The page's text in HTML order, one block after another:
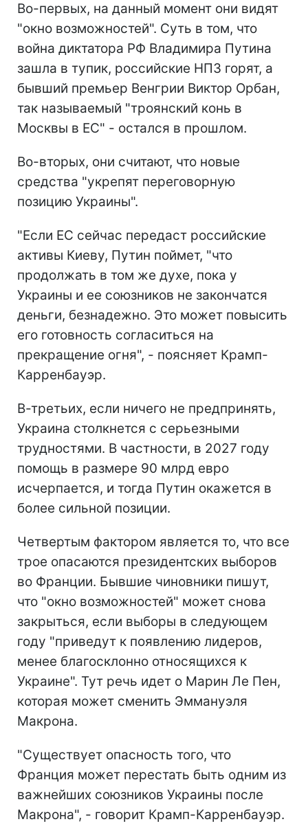
Во-первых, на данный момент они видят
"окно возможностей". Суть в том, что
война диктатора РФ Владимира Путина
зашла в тупик, российские НПЗ горят, а
бывший премьер Венгрии Виктор Орбан,
так называемый "троянский конь в
Москвы в ЕС" - остался в прошлом.
Во-вторых, они считают, что новые
средства "укрепят переговорную
позицию Украины".
"Если ЕС сейчас передаст российские
активы Киеву, Путин поймет, "что
продолжать в том же духе, пока у
Украины и ее союзников не закончатся
деньги, безнадежно. Это может повысить
его готовность согласиться на
прекращение огня", - поясняет Крамп-
Карренбауэр.
В-третьих, если ничего не предпринять,
Украина столкнется с серьезными
трудностями. В частности, в 2027 году
помощь в размере 90 млрд евро
исчерпается, и тогда Путин окажется в
более сильной позиции.
Четвертым фактором является то, что все
трое опасаются президентских выборов
во Франции. Бывшие чиновники пишут,
что "окно возможностей" может снова
закрыться, если выборы в следующем
году "приведут к появлению лидеров,
менее благосклонно относящихся к
Украине". Тут речь идет о Марин Ле Пен,
которая может сменить Эммануэля
Макрона.
"Существует опасность того, что
Франция может перестать быть одним из
важнейших союзников Украины после
Макрона", - говорит Крамп-Карренбауэр.